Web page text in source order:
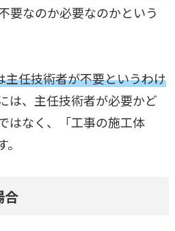
要なのか必要なのかという
主任技術者が不要というわけ
は、主任技術者が必要かど
はなく、「工事の施工体
合